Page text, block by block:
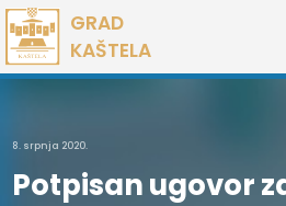
Preskoči
na
sadržaj
GRAD
KAŠTELA
8. srpnja 2020.
Potpisan ugovor